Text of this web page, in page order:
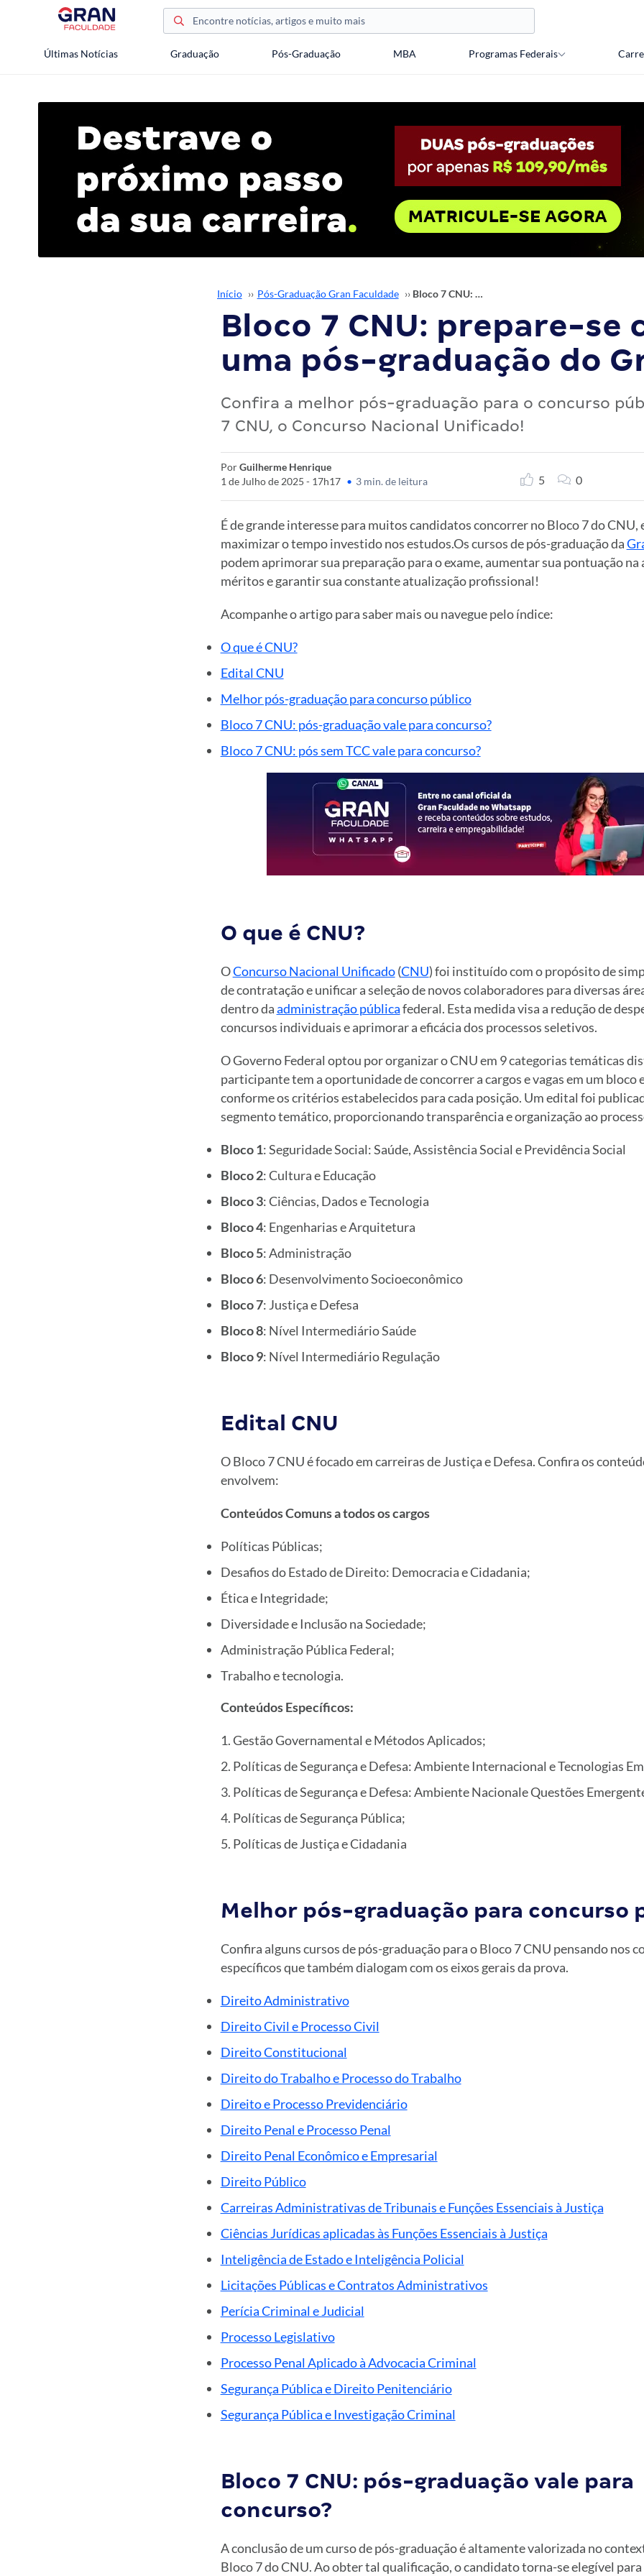
Últimas Notícias Graduação Pós-Graduação MBA Programas Federais
Início ›› Pós-Graduação Gran Faculdade ›› Bloco 7 CNU: prepare-se com uma pós-graduação do Gran!
Bloco 7 CNU: prepare-se
uma pós-graduação do
Confira a melhor pós-graduação para o concurso
7 CNU, o Concurso Nacional Unificado!
PorGuilherme Henrique
1 de Julho de 2025 - 17h17 • 3 min. de leitura 5 0
É de grande interesse para muitos candidatos concorrer no Bloco 7 do CNU,
maximizar o tempo investido nos estudos.Os cursos de pós-graduação da
podem aprimorar sua preparação para o exame, aumentar sua pontuação na
méritos e garantir sua constante atualização profissional!
Acompanhe o artigo para saber mais ou navegue pelo índice:
O que é CNU?
Edital CNU
Melhor pós-graduação para concurso público
Bloco 7 CNU: pós-graduação vale para concurso?
Bloco 7 CNU: pós sem TCC vale para concurso?
O que é CNU?
OConcurso Nacional Unificado(CNU) foi instituído com o propósito de
de contratação e unificar a seleção de novos colaboradores para diversas
dentro daadministração públicafederal. Esta medida visa a redução de
concursos individuais e aprimorar a eficácia dos processos seletivos.
O Governo Federal optou por organizar o CNU em 9 categorias temáticas
participante tem a oportunidade de concorrer a cargos e vagas em um bloco
conforme os critérios estabelecidos para cada posição. Um edital foi
segmento temático, proporcionando transparência e organização ao
Bloco 1: Seguridade Social: Saúde, Assistência Social e Previdência Social
Bloco 2: Cultura e Educação
Bloco 3: Ciências, Dados e Tecnologia
Bloco 4: Engenharias e Arquitetura
Bloco 5: Administração
Bloco 6: Desenvolvimento Socioeconômico
Bloco 7: Justiça e Defesa
Bloco 8: Nível Intermediário Saúde
Bloco 9: Nível Intermediário Regulação
Edital CNU
O Bloco 7 CNU é focado em carreiras de Justiça e Defesa. Confira os
envolvem:
Conteúdos Comuns a todos os cargos
Políticas Públicas;
Desafios do Estado de Direito: Democracia e Cidadania;
Ética e Integridade;
Diversidade e Inclusão na Sociedade;
Administração Pública Federal;
Trabalho e tecnologia.
Conteúdos Específicos:
Gestão Governamental e Métodos Aplicados;
Políticas de Segurança e Defesa: Ambiente Internacional e Tecnologias
Políticas de Segurança e Defesa: Ambiente Nacionale Questões
Políticas de Segurança Pública;
Políticas de Justiça e Cidadania
Melhor pós-graduação para concurso
Confira alguns cursos de pós-graduação para o Bloco 7 CNU pensando nos
específicos que também dialogam com os eixos gerais da prova.
Direito Administrativo
Direito Civil e Processo Civil
Direito Constitucional
Direito do Trabalho e Processo do Trabalho
Direito e Processo Previdenciário
Direito Penal e Processo Penal
Direito Penal Econômico e Empresarial
Direito Público
Carreiras Administrativas de Tribunais e Funções Essenciais à Justiça
Ciências Jurídicas aplicadas às Funções Essenciais à Justiça
Inteligência de Estado e Inteligência Policial
Licitações Públicas e Contratos Administrativos
Perícia Criminal e Judicial
Processo Legislativo
Processo Penal Aplicado à Advocacia Criminal
Segurança Pública e Direito Penitenciário
Segurança Pública e Investigação Criminal
Bloco 7 CNU: pós-graduação vale para
concurso?
A conclusão de um curso de pós-graduação é altamente valorizada no
Bloco 7 do CNU. Ao obter tal qualificação, o candidato torna-se elegível